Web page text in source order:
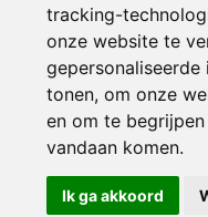
tracking-
onze website te
tonen, om onze
en om te
vandaan komen.
Ik ga akkoord
© 2000-2026 UFE